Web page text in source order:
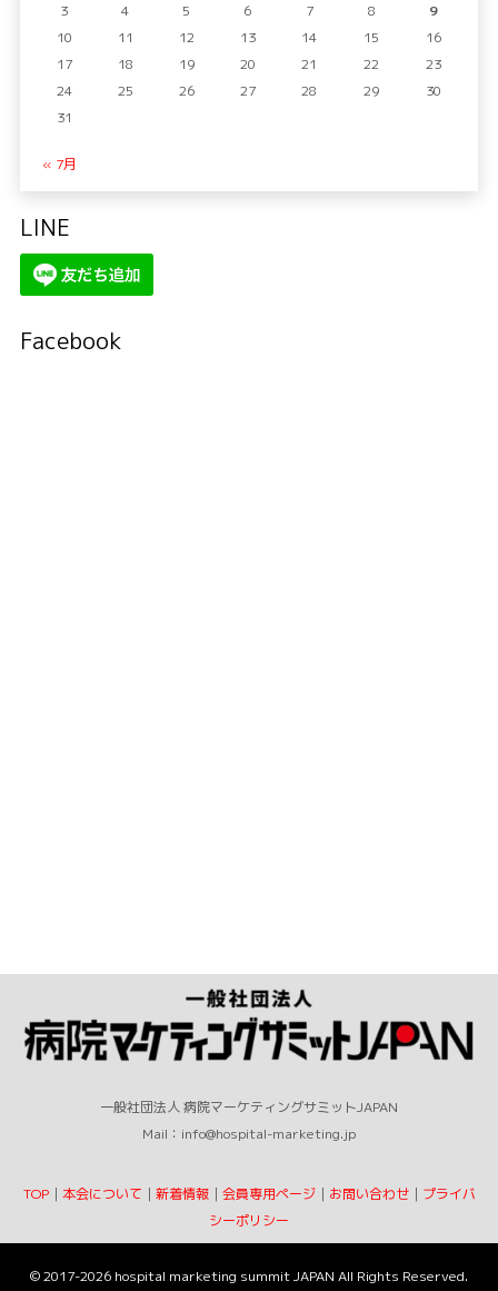
3
4 5 6 7 8
9
10
11 12 13 14 15
16
17
18 19 20 21 22
23
24
25 26 27 28 29
30
31
« 7月
LINE
Facebook
一般社団法人 病院マーケティングサミットJAPAN
Mail：info@hospital-marketing.jp
TOP｜ 本会について ｜ 新着情報｜ 会員専用ページ｜ お問い合わせ｜ プライバ
シーポリシー
©2017-2026 hospital marketing summit JAPAN All Rights Reserved.